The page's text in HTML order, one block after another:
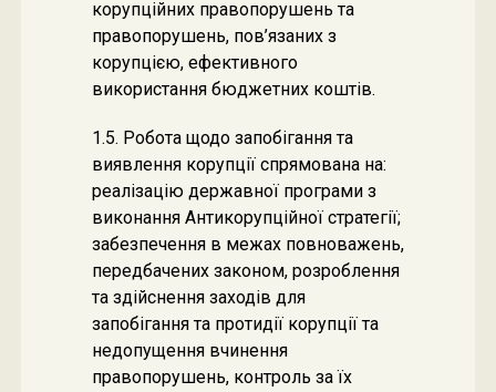
корупційних правопорушень та
правопорушень, пов’язаних з
корупцією, ефективного
використання бюджетних коштів.
1.5. Робота щодо запобігання та
виявлення корупції спрямована на:
реалізацію державної програми з
виконання Антикорупційної стратегії;
забезпечення в межах повноважень,
передбачених законом, розроблення
та здійснення заходів для
запобігання та протидії корупції та
недопущення вчинення
правопорушень, контроль за їх